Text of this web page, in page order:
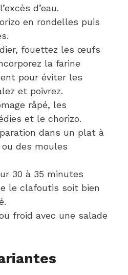
d’eau.
en rondelles puis
fouettez les œufs
la farine
pour éviter les
et poivrez.
râpé, les
et le chorizo.
dans un plat à
des moules
30 à 35 minutes
le clafoutis soit bien
froid avec une salade